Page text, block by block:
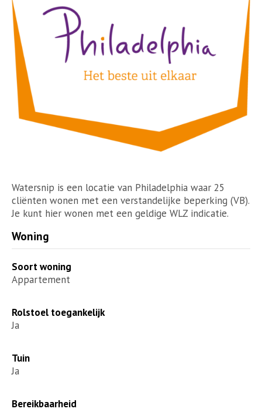
Watersnip is een locatie van Philadelphia waar 25
cliënten wonen met een verstandelijke beperking (VB).
Je kunt hier wonen met een geldige WLZ indicatie.
Woning
Soort woning
Appartement
Rolstoel toegankelijk
Ja
Tuin
Ja
Bereikbaarheid